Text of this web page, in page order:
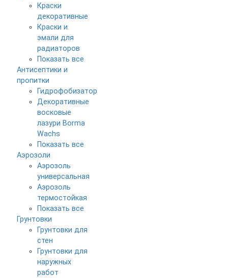
Краски
декоративные
Краски и
эмали для
радиаторов
Показать все
Антисептики и
пропитки
Гидрофобизатор
Декоративные
восковые
лазури Borma
Wachs
Показать все
Аэрозоли
Аэрозоль
универсальная
Аэрозоль
термостойкая
Показать все
Грунтовки
Грунтовки для
стен
Грунтовки для
наружных
работ